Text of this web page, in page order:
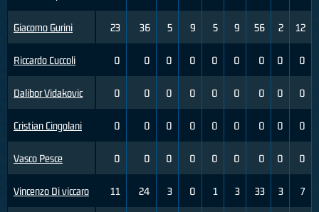
Giacomo Gurini
Riccardo Cuccoli
Dalibor Vidakovic
Cristian Cingolani
Vasco Pesce
Vincenzo Di viccaro
23 36 5 9 5 9 56 2 12
0 0 0 0 0 0 0 0 0
0 0 0 0 0 0 0 0 0
0 0 0 0 0 0 0 0 0
0 0 0 0 0 0 0 0 0
11 24 3 0 1 3 33 3 7